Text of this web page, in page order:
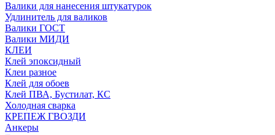
Валики для нанесения штукатурок
Удлинитель для валиков
Валики ГОСТ
Валики МИДИ
КЛЕИ
Клей эпоксидный
Клеи разное
Клей для обоев
Клей ПВА, Бустилат, КС
Холодная сварка
КРЕПЕЖ ГВОЗДИ
Анкеры